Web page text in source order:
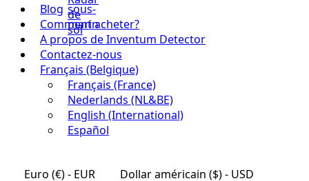
Blog
Comment acheter?
A propos de Inventum Detector
Contactez-nous
Français (Belgique)
Français (France)
Nederlands (NL&BE)
English (International)
Español
Euro (€) - EUR Dollar américain ($) - USD